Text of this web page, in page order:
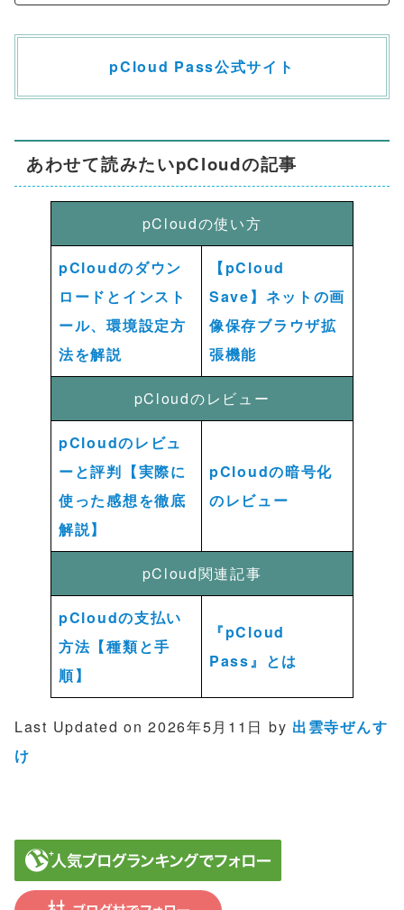
pCloud Pass公式サイト
あわせて読みたいpCloudの記事
pCloudの使い方
pCloudのダウン
ロードとインスト
ール、環境設定方
法を解説
【pCloud
Save】ネットの画
像保存ブラウザ拡
張機能
pCloudのレビュー
pCloudのレビュ
ーと評判【実際に
使った感想を徹底
解説】
pCloudの暗号化
のレビュー
pCloud関連記事
pCloudの支払い
方法【種類と手
順】
『pCloud
Pass』とは
Last Updated on 2026年5月11日 by 出雲寺ぜんす
け